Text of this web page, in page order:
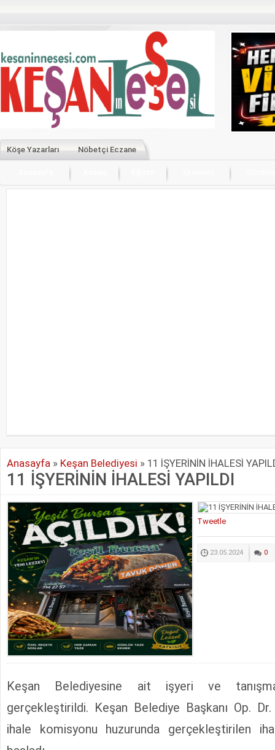
Köşe Yazarları Nöbetçi Eczane
Anasayfa » Keşan Belediyesi » 11 İŞYERİNİN İHALESİ
11 İŞYERİNİN İHALESİ YAPILDI
Tweetle
23.05.2024 0
Keşan Belediyesine ait işyeri ve
gerçekleştirildi. Keşan Belediye Başkanı Op.
ihale komisyonu huzurunda gerçekleştirilen